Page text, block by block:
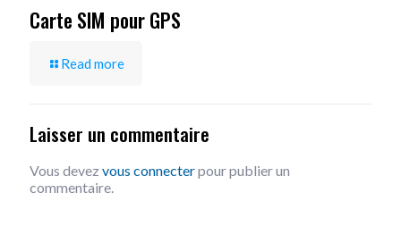
Carte SIM pour GPS
Read more
Laisser un commentaire
Vous devez vous connecterpour publier un
commentaire.